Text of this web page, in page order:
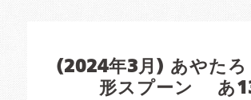
(2024年3月) あやた
形スプーン あ